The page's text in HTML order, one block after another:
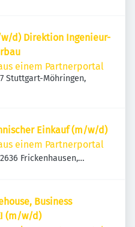
d) Direktion Ingenieur-
einem Partnerportal
Stuttgart-Möhringen,
Einkauf (m/w/d)
einem Partnerportal
Frickenhausen,
Business
(m/w/d)